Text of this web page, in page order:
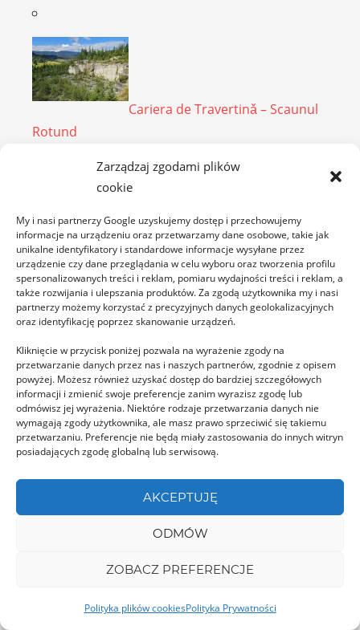
Zarządzaj zgodami plików
cookie
My i nasi partnerzy Google uzyskujemy dostęp i przechowujemy
informacje na urządzeniu oraz przetwarzamy dane osobowe, takie jak
unikalne identyfikatory i standardowe informacje wysyłane przez
urządzenie czy dane przeglądania w celu wyboru oraz tworzenia profilu
spersonalizowanych treści i reklam, pomiaru wydajności treści i reklam, a
także rozwijania i ulepszania produktów. Za zgodą użytkownika my i nasi
partnerzy możemy korzystać z precyzyjnych danych geolokalizacyjnych
oraz identyfikację poprzez skanowanie urządzeń.
Kliknięcie w przycisk poniżej pozwala na wyrażenie zgody na
przetwarzanie danych przez nas i naszych partnerów, zgodnie z opisem
powyżej. Możesz również uzyskać dostęp do bardziej szczegółowych
informacji i zmienić swoje preferencje zanim wyrazisz zgodę lub
odmówisz jej wyrażenia. Niektóre rodzaje przetwarzania danych nie
wymagają zgody użytkownika, ale masz prawo sprzeciwić się takiemu
przetwarzaniu. Preferencje nie będą miały zastosowania do innych witryn
posiadających zgodę globalną lub serwisową.
AKCEPTUJĘ
ODMÓW
ZOBACZ PREFERENCJE
Polityka plików cookiesPolityka Prywatności
Cariera de Travertinǎ – Scaunul
Rotund
części rezerwatu „Scaunul Rotund”. To rozległe,
HUNEDOARA
Biserica de lemn Adormirea
Maicii Domnului din Dumbrava de Jos
Drewniany kościół pw. Wniebowzięcia
Najświętszej Marii Panny w Dumbrava de Jos